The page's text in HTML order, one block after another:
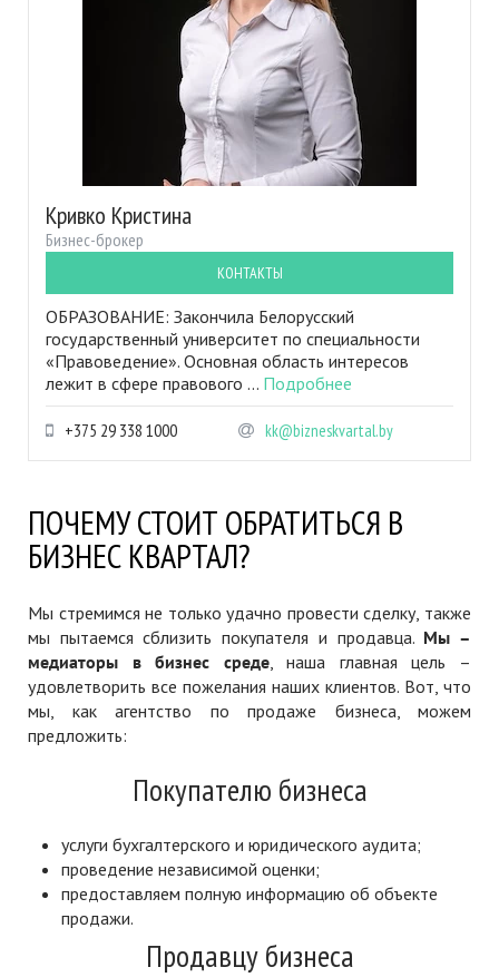
Кривко Кристина
Бизнес-брокер
КОНТАКТЫ
ОБРАЗОВАНИЕ: Закончила Белорусский
государственный университет по специальности
«Правоведение». Основная область интересов
лежит в сфере правового ... Подробнее
+375 29 338 1000 kk@bizneskvartal.by
ПОЧЕМУ СТОИТ ОБРАТИТЬСЯ В
БИЗНЕС КВАРТАЛ?
Мы стремимся не только удачно провести сделку, также
мы пытаемся сблизить покупателя и продавца. Мы –
медиаторы в бизнес среде, наша главная цель –
удовлетворить все пожелания наших клиентов. Вот, что
мы, как агентство по продаже бизнеса, можем
предложить:
Покупателю бизнеса
услуги бухгалтерского и юридического аудита;
проведение независимой оценки;
предоставляем полную информацию об объекте
продажи.
Продавцу бизнеса